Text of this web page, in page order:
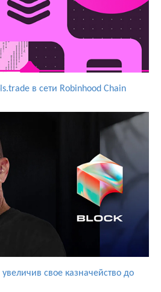
в сети Robinhood Chain
увеличив свое казначейство до